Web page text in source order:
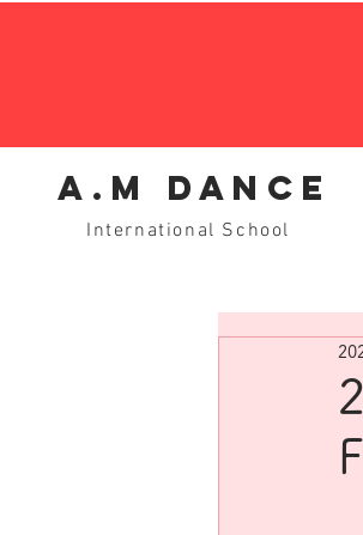
A.M dance
International School